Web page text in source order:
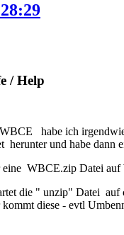
/ Help
habe ich
herunter und habe
eine WBCE.zip Datei
die " unzip" Datei auf
diese - evtl